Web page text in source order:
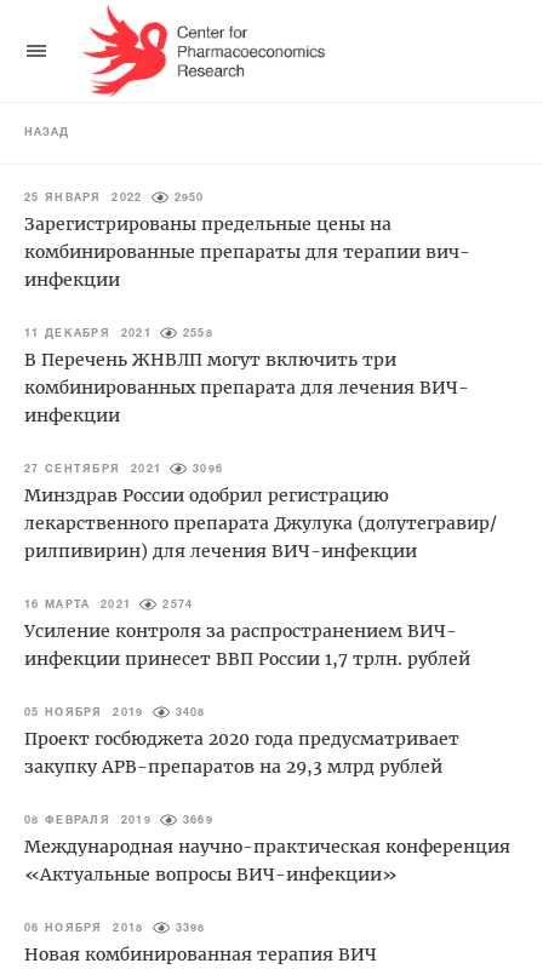
НАЗАД
25 ЯНВАРЯ 2022 2950
Зарегистрированы предельные цены на
комбинированные препараты для терапии вич-
инфекции
11 ДЕКАБРЯ 2021 2558
В Перечень ЖНВЛП могут включить три
комбинированных препарата для лечения ВИЧ-
инфекции
27 СЕНТЯБРЯ 2021 3096
Минздрав России одобрил регистрацию
лекарственного препарата Джулука (долутегравир/
рилпивирин) для лечения ВИЧ-инфекции
16 МАРТА 2021 2574
Усиление контроля за распространением ВИЧ-
инфекции принесет ВВП России 1,7 трлн. рублей
05 НОЯБРЯ 2019 3408
Проект госбюджета 2020 года предусматривает
закупку АРВ-препаратов на 29,3 млрд рублей
08 ФЕВРАЛЯ 2019 3669
Международная научно-практическая конференция
«Актуальные вопросы ВИЧ-инфекции»
06 НОЯБРЯ 2018 3398
Новая комбинированная терапия ВИЧ